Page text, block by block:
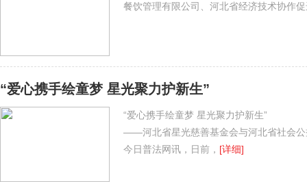
餐饮管理有限公司、河北省经济技术协作
“爱心携手绘童梦 星光聚力护新生”
“爱心携手绘童梦 星光聚力护新生”
——河北省星光慈善基金会与河北省社会
今日普法网讯，日前， [详细]